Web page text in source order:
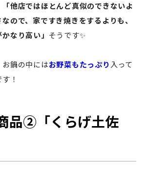
「他店ではほとんど真似のできないよ
ので、家ですき焼きをするよりも、
なり高い」 そうです✨
鍋の中にはお野菜もたっぷり 入って
！
品②「くらげ土佐